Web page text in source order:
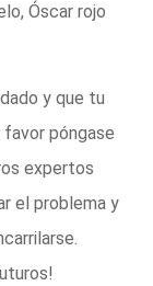
Óscar rojo
y que tu
póngase
expertos
el problema y